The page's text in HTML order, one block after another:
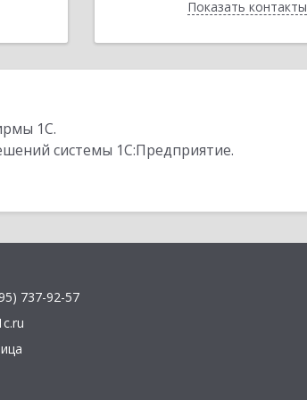
Показать контакты
Назад
1С.
системы 1С:Предприятие.
737-92-57